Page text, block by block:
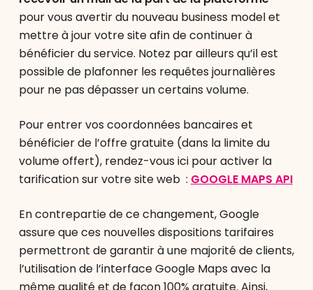
pour vous avertir du nouveau business model et
mettre à jour votre site afin de continuer à
bénéficier du service. Notez par ailleurs qu’il est
possible de plafonner les requêtes journalières
pour ne pas dépasser un certains volume.
Pour entrer vos coordonnées bancaires et
bénéficier de l’offre gratuite (dans la limite du
volume offert), rendez-vous ici pour activer la
tarification sur votre site web : GOOGLE MAPS API
En contrepartie de ce changement, Google
assure que ces nouvelles dispositions tarifaires
permettront de garantir à une majorité de clients,
l’utilisation de l’interface Google Maps avec la